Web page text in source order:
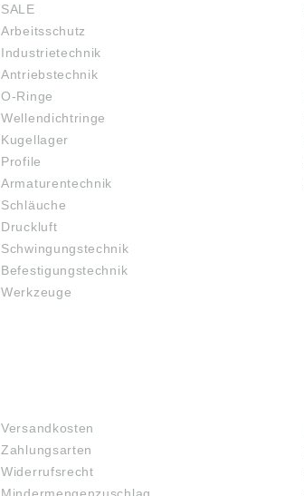
SALE
Arbeitsschutz
Industrietechnik
Antriebstechnik
O-Ringe
Wellendichtringe
Kugellager
Profile
Armaturentechnik
Schläuche
Druckluft
Schwingungstechnik
Befestigungstechnik
Werkzeuge
Versandkosten
Zahlungsarten
Widerrufsrecht